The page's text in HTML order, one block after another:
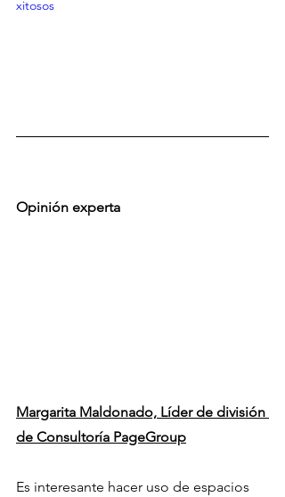
xitosos
Opinión experta
Margarita Maldonado, Líder de división
de Consultoría PageGroup
Es interesante hacer uso de espacios